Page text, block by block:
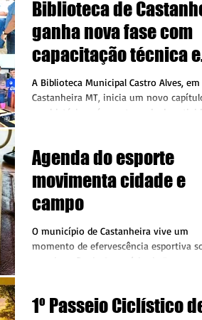
Biblioteca de
ganha nova fase com
capacitação técnica e
ações de incentivo à
leitura
A Biblioteca Municipal Castro Alves, em
Castanheira MT, inicia um novo
sua história após a retomada das
recebeu, no dia 8 de abril de 2026 uma
consultoria técnica especializada
reorganização e fortalecimento de suas
funções culturais. A ação foi conduzida
bibliotecária Alessandra Assis Soares, do
Instituto Saberes, e integra um
estadual de capacitaç
Agenda do esporte
movimenta cidade e
campo
O município de Castanheira vive um
momento de efervescência esportiva
coordenação do Secretário de Esportes,
este início de ano. O planejamento
1º Passeio Ciclístico